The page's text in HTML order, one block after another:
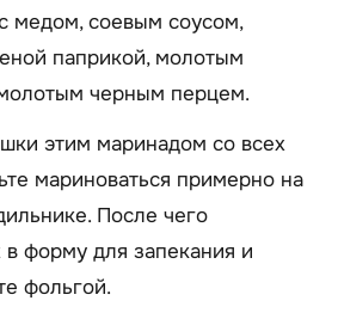
медом, соевым соусом,
паприкой, молотым
черным перцем.
этим маринадом со всех
мариноваться примерно на
После чего
форму для запекания и
фольгой.